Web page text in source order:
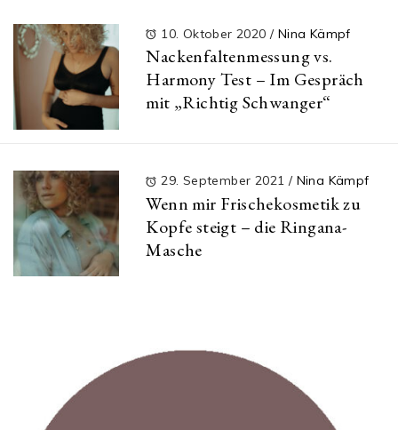
10. Oktober 2020 / Nina Kämpf
Nackenfaltenmessung vs.
Harmony Test – Im Gespräch
mit „Richtig Schwanger“
29. September 2021 / Nina Kämpf
Wenn mir Frischekosmetik zu
Kopfe steigt – die Ringana-
Masche